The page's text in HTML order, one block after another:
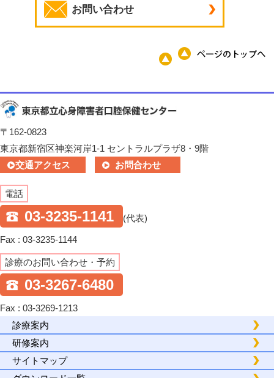
お問い合わせ
〒162-0823
東京都新宿区神楽河岸1-1 セントラルプラザ8・9階
交通アクセス
お問合わせ
電話
03-3235-1141 (代表)
Fax : 03-3235-1144
診療のお問い合わせ・予約
03-3267-6480
Fax : 03-3269-1213
診療案内
研修案内
サイトマップ